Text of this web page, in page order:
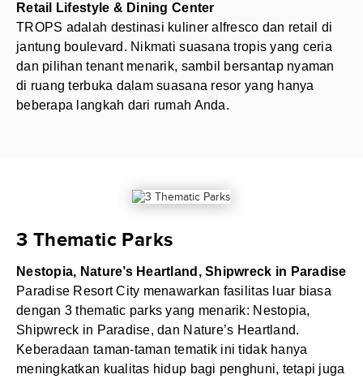
Retail Lifestyle & Dining Center
TROPS adalah destinasi kuliner alfresco dan retail di
jantung boulevard. Nikmati suasana tropis yang ceria
dan pilihan tenant menarik, sambil bersantap nyaman
di ruang terbuka dalam suasana resor yang hanya
beberapa langkah dari rumah Anda.
3 Thematic Parks
Nestopia, Nature’s Heartland, Shipwreck in Paradise
Paradise Resort City menawarkan fasilitas luar biasa
dengan 3 thematic parks yang menarik: Nestopia,
Shipwreck in Paradise, dan Nature’s Heartland.
Keberadaan taman-taman tematik ini tidak hanya
meningkatkan kualitas hidup bagi penghuni, tetapi juga